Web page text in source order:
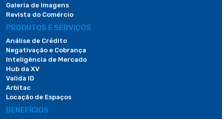
Galeria de Imagens
Revista do Comércio
PRODUTOS E SERVIÇOS
Análise de Crédito
Negativação e Cobrança
Inteligência de Mercado
Hub da XV
Valida ID
Arbitac
Locação de Espaços
BENEFÍCIOS